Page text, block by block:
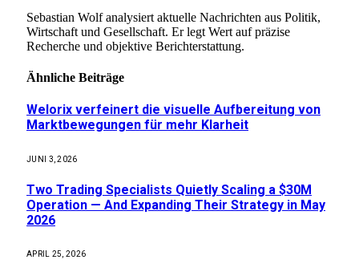
Sebastian Wolf analysiert aktuelle Nachrichten aus Politik,
Wirtschaft und Gesellschaft. Er legt Wert auf präzise
Recherche und objektive Berichterstattung.
Ähnliche Beiträge
Welorix verfeinert die visuelle Aufbereitung von
Marktbewegungen für mehr Klarheit
JUNI 3, 2026
Two Trading Specialists Quietly Scaling a $30M
Operation — And Expanding Their Strategy in May
2026
APRIL 25, 2026